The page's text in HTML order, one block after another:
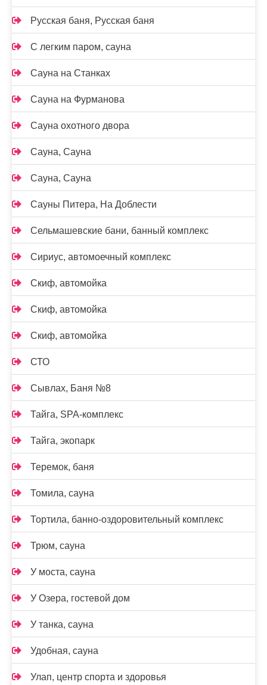
Русская баня, Русская баня
С легким паром, сауна
Сауна на Станках
Сауна на Фурманова
Сауна охотного двора
Сауна, Сауна
Сауна, Сауна
Сауны Питера, На Доблести
Сельмашевские бани, банный комплекс
Сириус, автомоечный комплекс
Скиф, автомойка
Скиф, автомойка
Скиф, автомойка
СТО
Сывлах, Баня №8
Тайга, SPA-комплекс
Тайга, экопарк
Теремок, баня
Томила, сауна
Тортила, банно-оздоровительный комплекс
Трюм, сауна
У моста, сауна
У Озера, гостевой дом
У танка, сауна
Удобная, сауна
Улап, центр спорта и здоровья